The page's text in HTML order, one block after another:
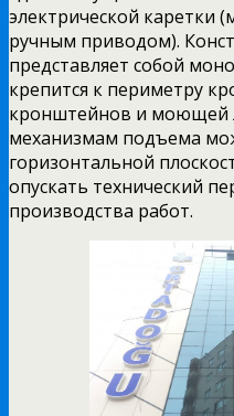
электрической каретки
ручным приводом).
представляет собой
крепится к периметру
кронштейнов и моющей
механизмам подъема
горизонтальной
опускать технический
производства работ.